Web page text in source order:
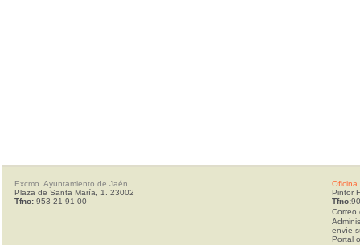
Excmo. Ayuntamiento de Jaén
Plaza de Santa María, 1. 23002
Tfno: 953 21 91 00
Oficina
Pintor
Tfno:
Correo
envíe
Portal